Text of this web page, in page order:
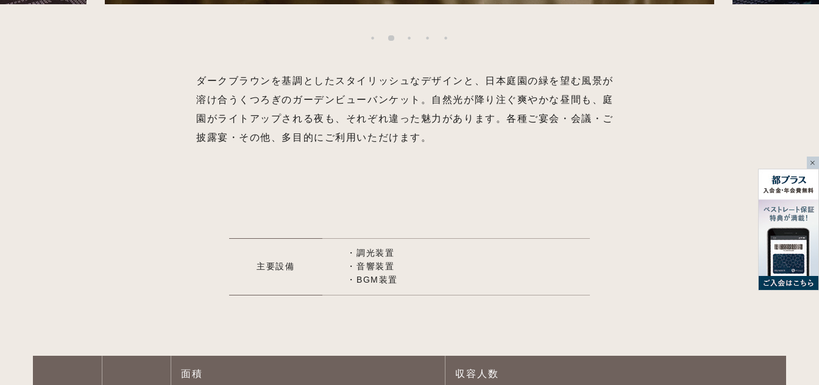
ダークブラウンを基調としたスタイリッシュなデザインと、日本庭園の緑を望む風景が
溶け合うくつろぎのガーデンビューバンケット。自然光が降り注ぐ爽やかな昼間も、庭
園がライトアップされる夜も、それぞれ違った魅力があります。各種ご宴会・会議・ご
披露宴・その他、多目的にご利用いただけます。
主要設備
・調光装置
・音響装置
・BGM装置
面積 収容人数